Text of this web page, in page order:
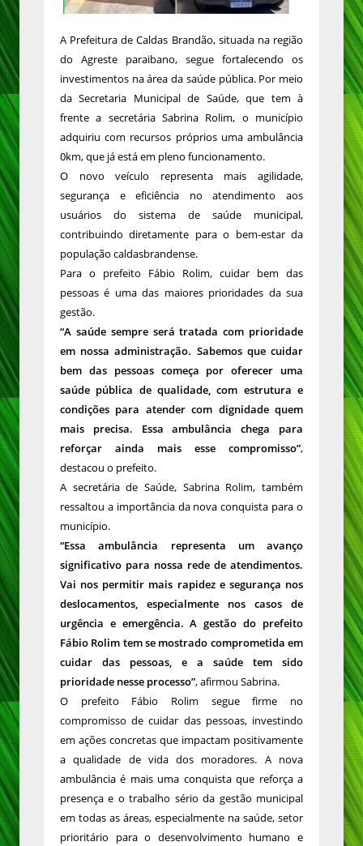
A Prefeitura de Caldas Brandão, situada na região
do Agreste paraibano, segue fortalecendo os
investimentos na área da saúde pública. Por meio
da Secretaria Municipal de Saúde, que tem à
frente a secretária Sabrina Rolim, o município
adquiriu com recursos próprios uma ambulância
0km, que já está em pleno funcionamento.
O novo veículo representa mais agilidade,
segurança e eficiência no atendimento aos
usuários do sistema de saúde municipal,
contribuindo diretamente para o bem-estar da
população caldasbrandense.
Para o prefeito Fábio Rolim, cuidar bem das
pessoas é uma das maiores prioridades da sua
gestão.
“A saúde sempre será tratada com prioridade
em nossa administração. Sabemos que cuidar
bem das pessoas começa por oferecer uma
saúde pública de qualidade, com estrutura e
condições para atender com dignidade quem
mais precisa. Essa ambulância chega para
reforçar ainda mais esse compromisso”,
destacou o prefeito.
A secretária de Saúde, Sabrina Rolim, também
ressaltou a importância da nova conquista para o
município.
“Essa ambulância representa um avanço
significativo para nossa rede de atendimentos.
Vai nos permitir mais rapidez e segurança nos
deslocamentos, especialmente nos casos de
urgência e emergência. A gestão do prefeito
Fábio Rolim tem se mostrado comprometida em
cuidar das pessoas, e a saúde tem sido
prioridade nesse processo”, afirmou Sabrina.
O prefeito Fábio Rolim segue firme no
compromisso de cuidar das pessoas, investindo
em ações concretas que impactam positivamente
a qualidade de vida dos moradores. A nova
ambulância é mais uma conquista que reforça a
presença e o trabalho sério da gestão municipal
em todas as áreas, especialmente na saúde, setor
prioritário para o desenvolvimento humano e